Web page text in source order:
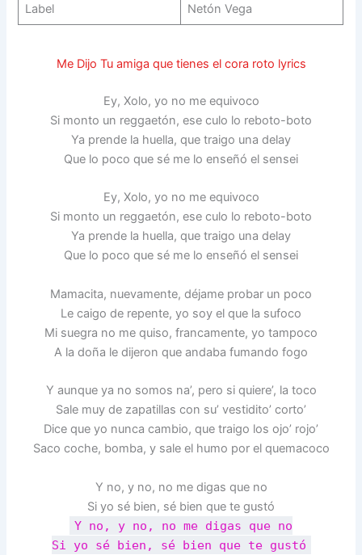
Label Netón Vega
Me Dijo Tu amiga que tienes el cora roto lyrics
Ey, Xolo, yo no me equivoco
Si monto un reggaetón, ese culo lo reboto-boto
Ya prende la huella, que traigo una delay
Que lo poco que sé me lo enseñó el sensei
Ey, Xolo, yo no me equivoco
Si monto un reggaetón, ese culo lo reboto-boto
Ya prende la huella, que traigo una delay
Que lo poco que sé me lo enseñó el sensei
Mamacita, nuevamente, déjame probar un poco
Le caigo de repente, yo soy el que la sufoco
Mi suegra no me quiso, francamente, yo tampoco
A la doña le dijeron que andaba fumando fogo
Y aunque ya no somos na’, pero si quiere’, la toco
Sale muy de zapatillas con su’ vestidito’ corto’
Dice que yo nunca cambio, que traigo los ojo’ rojo’
Saco coche, bomba, y sale el humo por el quemacoco
Y no, y no, no me digas que no
Si yo sé bien, sé bien que te gustó
Y no, y no, no me digas que no
Si yo sé bien, sé bien que te gustó